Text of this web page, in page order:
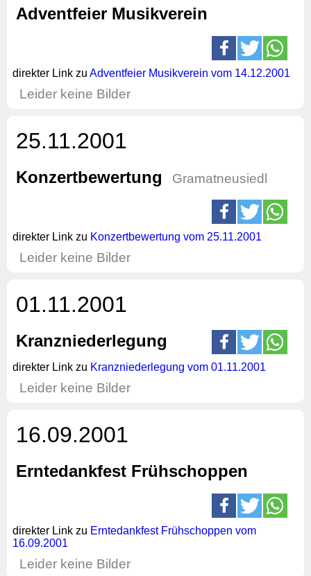
Adventfeier Musikverein
direkter Link zu Adventfeier Musikverein vom 14.12.2001
Leider keine Bilder
25.11.2001
Konzertbewertung Gramatneusiedl
direkter Link zu Konzertbewertung vom 25.11.2001
Leider keine Bilder
01.11.2001
Kranzniederlegung
direkter Link zu Kranzniederlegung vom 01.11.2001
Leider keine Bilder
16.09.2001
Erntedankfest Frühschoppen
direkter Link zu Erntedankfest Frühschoppen vom
16.09.2001
Leider keine Bilder